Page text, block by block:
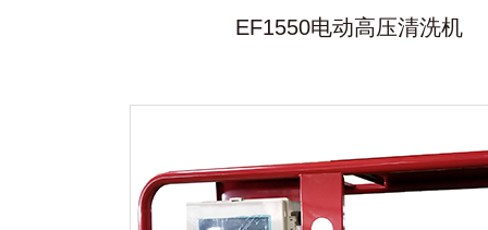
EF1550电动高压清洗机